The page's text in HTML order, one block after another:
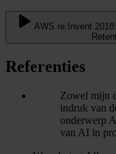
AWS re:Invent
Referenties
Zowel mijn
indruk van
onderwerp
van AI in